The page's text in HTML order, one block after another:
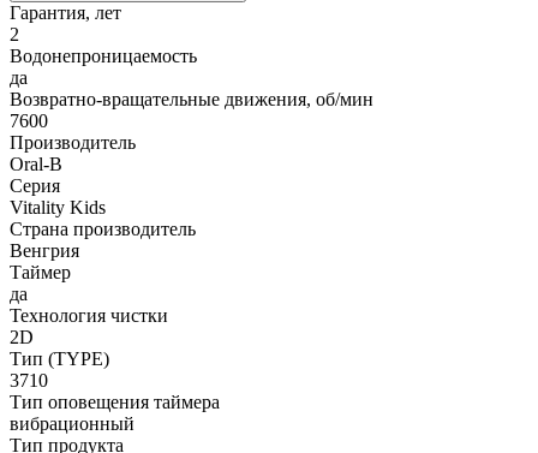
Гарантия, лет
2
Водонепроницаемость
да
Возвратно-вращательные движения, об/мин
7600
Производитель
Oral-B
Серия
Vitality Kids
Страна производитель
Венгрия
Таймер
да
Технология чистки
2D
Тип (TYPE)
3710
Тип оповещения таймера
вибрационный
Тип продукта